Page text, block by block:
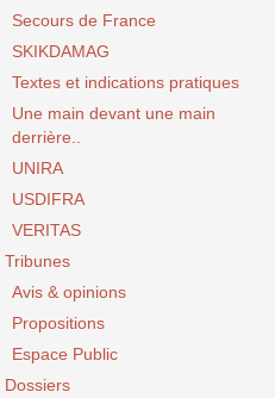
Secours de France
SKIKDAMAG
Textes et indications pratiques
Une main devant une main
derrière..
UNIRA
USDIFRA
VERITAS
Tribunes
Avis & opinions
Propositions
Espace Public
Dossiers